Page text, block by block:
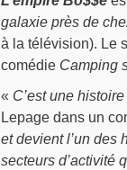
galaxie près de
à la télévision). Le
comédie Camping
« C’est une
Lepage dans un
et devient l’un des
secteurs d’activité